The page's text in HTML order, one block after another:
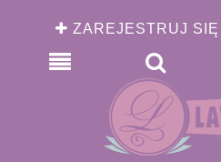
ZAREJESTRUJ SIĘ